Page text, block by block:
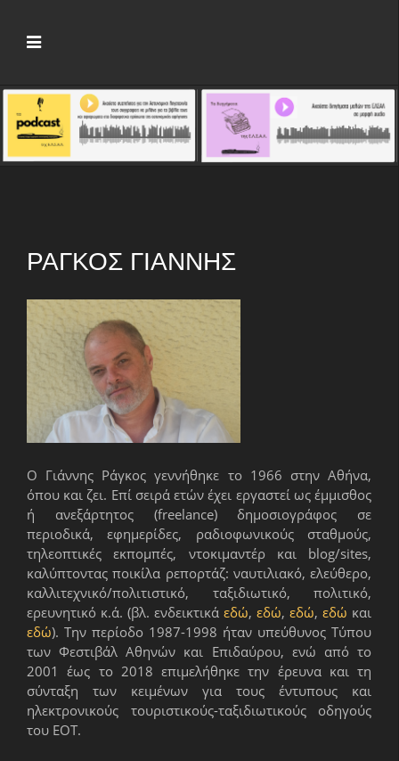
ΡΆΓΚΟΣ ΓΙΆΝΝΗΣ
Ο Γιάννης Ράγκος γεννήθηκε το 1966 στην Αθήνα,
όπου και ζει. Επί σειρά ετών έχει εργαστεί ως έμμισθος
ή ανεξάρτητος (freelance) δημοσιογράφος σε
περιοδικά, εφημερίδες, ραδιοφωνικούς σταθμούς,
τηλεοπτικές εκπομπές, ντοκιμαντέρ και blog/sites,
καλύπτοντας ποικίλα ρεπορτάζ: ναυτιλιακό, ελεύθερο,
καλλιτεχνικό/πολιτιστικό, ταξιδιωτικό, πολιτικό,
ερευνητικό κ.ά. (βλ. ενδεικτικά εδώ, εδώ, εδώ, εδώ και
εδώ). Την περίοδο 1987-1998 ήταν υπεύθυνος Τύπου
των Φεστιβάλ Αθηνών και Επιδαύρου, ενώ από το
2001 έως το 2018 επιμελήθηκε την έρευνα και τη
σύνταξη των κειμένων για τους έντυπους και
ηλεκτρονικούς τουριστικούς-ταξιδιωτικούς οδηγούς
του ΕΟΤ.